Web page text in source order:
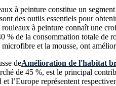
à peinture constitue un
des outils essentiels pour
à peinture connaît une
% de la consommation totale de
et la mousse, ont
deAmélioration de l'habitat
de 45 %, est le principal
l’Europe représentent